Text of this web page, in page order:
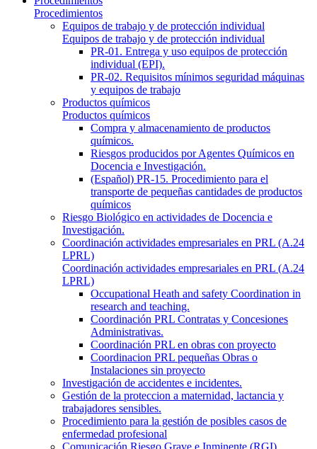
Procedimientos
Equipos de trabajo y de protección individual
Equipos de trabajo y de protección individual
PR-01. Entrega y uso equipos de protección
individual (EPI).
PR-02. Requisitos mínimos seguridad máquinas
y equipos de trabajo
Productos químicos
Productos químicos
Compra y almacenamiento de productos
químicos.
Riesgos producidos por Agentes Químicos en
Docencia e Investigación.
(Español) PR-15. Procedimiento para el
transporte de pequeñas cantidades de productos
químicos
Riesgo Biológico en actividades de Docencia e
Investigación.
Coordinación actividades empresariales en PRL (A.24
LPRL)
Coordinación actividades empresariales en PRL (A.24
LPRL)
Occupational Heath and safety Coordination in
research and teaching.
Coordinación PRL Contratas y Concesiones
Administrativas.
Coordinación PRL en obras con proyecto
Coordinacion PRL pequeñas Obras o
Instalaciones sin proyecto
Investigación de accidentes e incidentes.
Gestión de la proteccion a maternidad, lactancia y
trabajadores sensibles.
Procedimiento para la gestión de posibles casos de
enfermedad profesional
Comunicación Riesgo Grave e Inminente (RGI)